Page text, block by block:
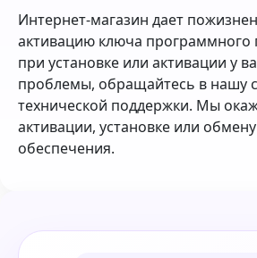
Интернет-магазин дает
активацию ключа программного
при установке или активации у
проблемы, обращайтесь в нашу
технической поддержки. Мы
активации, установке или
обеспечения.